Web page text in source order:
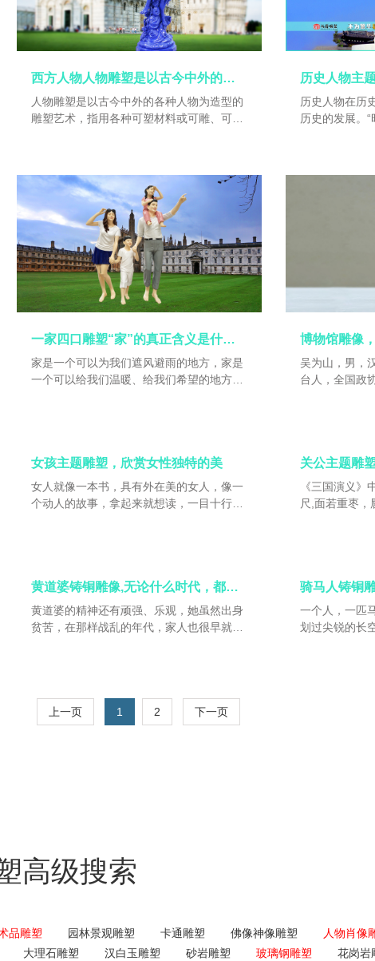
翱翔九万里。
西方人物人物雕塑是以古今中外的各种人物为造型的雕塑艺术
人物雕塑是以古今中外的各种人物为造型的
雕塑艺术，指用各种可塑材料或可雕、可刻
的艺术。由于中国人物雕塑起源于工艺美
术，因此大部分人物雕塑作品具有很强的装
饰性和实用性；注重人物面部刻画，并对塑
像加彩，塑绘结合，互相补充，使得作品具
有和绘画一样的美感和欣赏价值；注重以形
传神，以凝练的人物雕塑语言，表现高度的
意象美。
历史人物在历
历史的发展。“
的社会关系，
利益。相对于
史人物的作用
推进或延缓历
史发展的基本
历史的进步作
是否符合社会
一家四口雕塑“家”的真正含义是什么？
家是一个可以为我们遮风避雨的地方，家是
一个可以给我们温暖、给我们希望的地方，
地方，也是白头到老的地方。
吴为山，男，
台人，全国政
会委员。 第十
文化委员会主
中国城市雕塑
委员会副主任
传文化系统“
受国务院政府
学位研究生教
女孩主题雕塑，欣赏女性独特的美
女人就像一本书，具有外在美的女人，像一
个动人的故事，拿起来就想读，一目十行，
《三国演义》
尺,面若重枣，
黄道婆铸铜雕像,无论什么时代，都是正能量
黄道婆的精神还有顽强、乐观，她虽然出身
贫苦，在那样战乱的年代，家人也很早就离
干。在残忍的现实面前，她学会了自力更
生。
骑马人铸铜
一个人，一匹
划过尖锐的长
上一页 1 2 下一页
高级搜索
品雕塑 园林景观雕塑 卡通雕塑 佛像神像雕塑
人物肖像
大理石雕塑 汉白玉雕塑 砂岩雕塑 玻璃钢雕塑
花岗岩